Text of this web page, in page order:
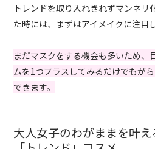
トレンドを取り入れきれずマンネリ
た時には、まずはアイメイクに注目
まだマスクをする機会も多いため、
ムを1つプラスしてみるだけでもが
できます。
大人女子のわがままを叶